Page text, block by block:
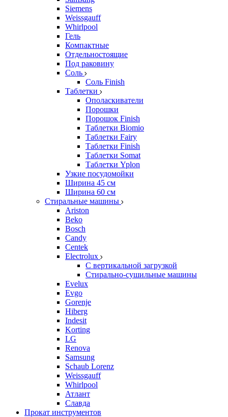
Siemens
Weissgauff
Whirlpool
Гель
Компактные
Отдельностоящие
Под раковину
Соль
Соль Finish
Таблетки
Ополаскиватели
Порошки
Порошок Finish
Таблетки Biomio
Таблетки Fairy
Таблетки Finish
Таблетки Somat
Таблетки Yplon
Узкие посудомойки
Ширина 45 см
Ширина 60 см
Стиральные машины
Ariston
Beko
Bosch
Candy
Centek
Electrolux
С вертикальной загрузкой
Стирально-сушильные машины
Evelux
Evgo
Gorenje
Hiberg
Indesit
Korting
LG
Renova
Samsung
Schaub Lorenz
Weissgauff
Whirlpool
Атлант
Славда
Прокат инструментов